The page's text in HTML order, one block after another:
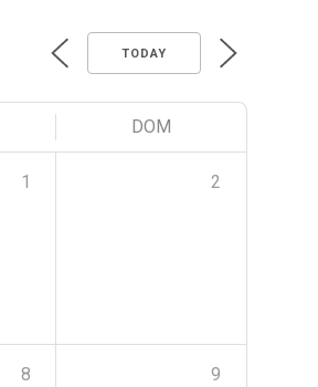
TODAY
DOM
1 2
8 9